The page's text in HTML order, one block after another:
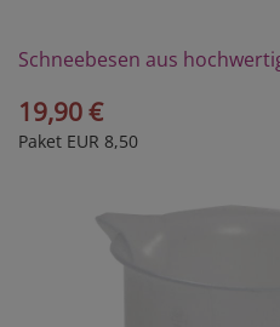
Schneebesen aus
19,90 €
Paket EUR 8,50